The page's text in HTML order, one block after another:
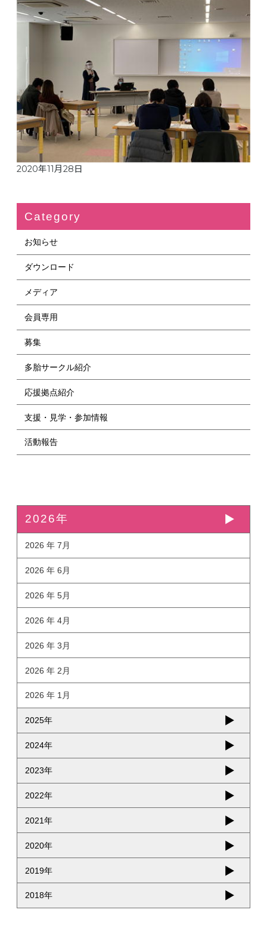
2020年11月28日
Category
お知らせ
ダウンロード
メディア
会員専用
募集
多胎サークル紹介
応援拠点紹介
支援・見学・参加情報
活動報告
2026年
2026 年 7月
2026 年 6月
2026 年 5月
2026 年 4月
2026 年 3月
2026 年 2月
2026 年 1月
2025年
2024年
2023年
2022年
2021年
2020年
2019年
2018年